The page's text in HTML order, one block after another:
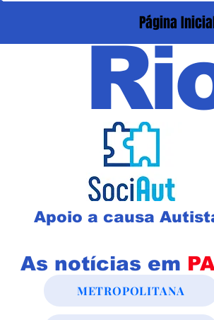
Página
Apoio a causa
As notícias em
METROPOLITANA